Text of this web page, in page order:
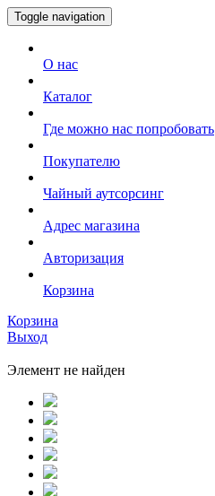
Toggle navigation
О нас
Каталог
Где можно нас попробовать
Покупателю
Чайный аутсорсинг
Адрес магазина
Авторизация
Корзина
Корзина
Выход
Элемент не найден